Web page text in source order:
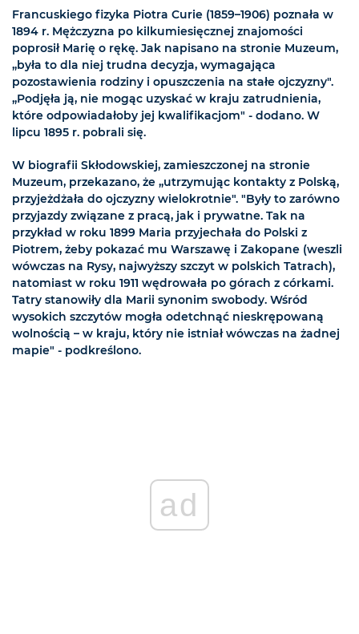
Francuskiego fizyka Piotra Curie (1859–1906) poznała w
1894 r. Mężczyzna po kilkumiesięcznej znajomości
poprosił Marię o rękę. Jak napisano na stronie Muzeum,
„była to dla niej trudna decyzja, wymagająca
pozostawienia rodziny i opuszczenia na stałe ojczyzny".
„Podjęła ją, nie mogąc uzyskać w kraju zatrudnienia,
które odpowiadałoby jej kwalifikacjom" - dodano. W
lipcu 1895 r. pobrali się.
W biografii Skłodowskiej, zamieszczonej na stronie
Muzeum, przekazano, że „utrzymując kontakty z Polską,
przyjeżdżała do ojczyzny wielokrotnie". "Były to zarówno
przyjazdy związane z pracą, jak i prywatne. Tak na
przykład w roku 1899 Maria przyjechała do Polski z
Piotrem, żeby pokazać mu Warszawę i Zakopane (weszli
wówczas na Rysy, najwyższy szczyt w polskich Tatrach),
natomiast w roku 1911 wędrowała po górach z córkami.
Tatry stanowiły dla Marii synonim swobody. Wśród
wysokich szczytów mogła odetchnąć nieskrępowaną
wolnością – w kraju, który nie istniał wówczas na żadnej
mapie" - podkreślono.
ad